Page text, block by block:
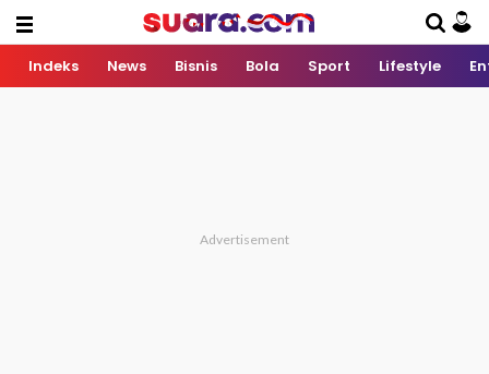
Indeks News Bisnis Bola Sport Lifestyle